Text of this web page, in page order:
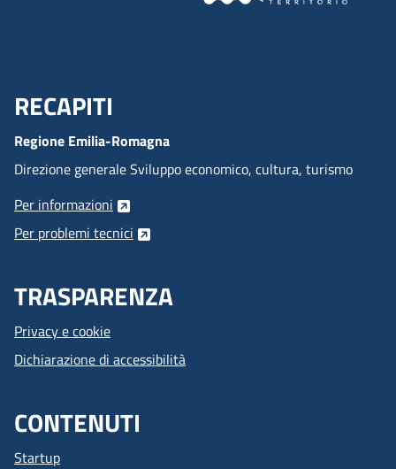
Menu Footer
RECAPITI
Regione Emilia-Romagna
Direzione generale Sviluppo economico, cultura, turismo
Per informazioni
Per problemi tecnici
TRASPARENZA
Privacy e cookie
Dichiarazione di accessibilità
CONTENUTI
Startup